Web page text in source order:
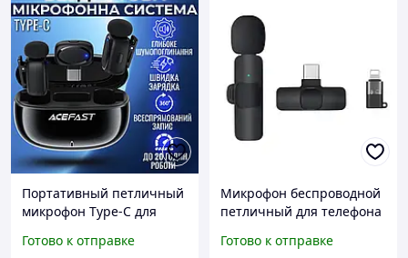
Портативный петличный
микрофон Type-C для
телефон и камеру с
Готово к отправке
Микрофон беспроводной
петличный для телефона
C, 2 микрофона
Готово к отправке